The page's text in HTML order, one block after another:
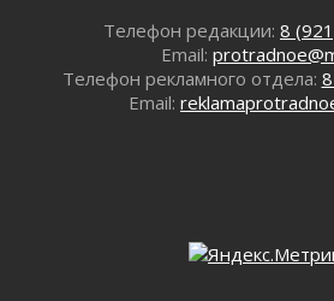
Юхла, мука, кантеле и
Лето катится с горки
Телефон редакции: 8
Email:
Телефон рекламного отдела:
Email: